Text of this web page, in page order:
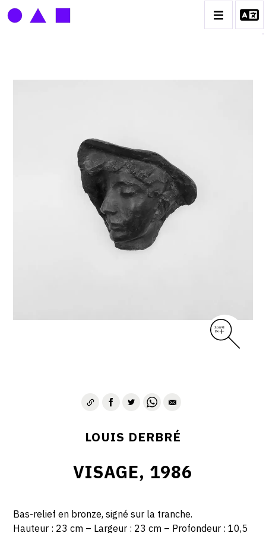
BIOGRAPHIE
CATALOGUE DES OEUVRES
CONTACT
LOUIS DERBRÉ
VISAGE, 1986
Bas-relief en bronze, signé sur la tranche.
Hauteur : 23 cm – Largeur : 23 cm – Profondeur : 10,5